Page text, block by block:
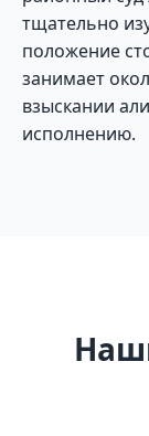
тщательно
положение
занимает
взыскании
исполнению.